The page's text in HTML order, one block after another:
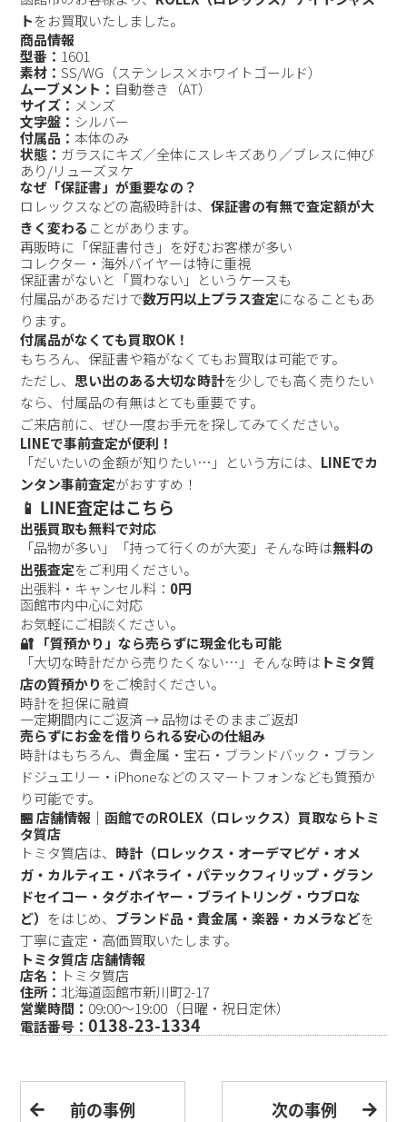
トをお買取いたしました。
商品情報
型番： 1601
素材：SS/WG（ステンレス×ホワイトゴールド）
ムーブメント： 自動巻き（AT）
サイズ： メンズ
文字盤： シルバー
付属品： 本体のみ
状態： ガラスにキズ／全体にスレキズあり／ブレスに伸び
あり/リューズヌケ
なぜ「保証書」が重要なの？
ロレックスなどの高級時計は、保証書の有無で査定額が大
きく変わる ことがあります。
再販時に「保証書付き」を好むお客様が多い
コレクター・海外バイヤーは特に重視
保証書がないと「買わない」というケースも
付属品があるだけで数万円以上プラス査定になることもあ
ります。
付属品がなくても買取OK！
もちろん、保証書や箱がなくてもお買取は可能です。
ただし、思い出のある大切な時計を少しでも高く売りたい
なら、付属品の有無はとても重要です。
ご来店前に、ぜひ一度お手元を探してみてください。
LINEで事前査定が便利！
「だいたいの金額が知りたい…」という方には、 LINEでカ
ンタン事前査定がおすすめ！
📱 LINE査定はこちら
出張買取も無料で対応
「品物が多い」「持って行くのが大変」そんな時は無料の
出張査定をご利用ください。
出張料・キャンセル料： 0円
函館市内中心に対応
お気軽にご相談ください。
🔐 「質預かり」なら売らずに現金化も可能
「大切な時計だから売りたくない…」そんな時は トミタ質
店の質預かり をご検討ください。
時計を担保に融資
一定期間内にご返済 → 品物はそのままご返却
売らずにお金を借りられる安心の仕組み
時計はもちろん、貴金属・宝石・ブランドバック・ブラン
ドジュエリー・iPhoneなどのスマートフォンなども質預か
り可能です。
🏪 店舗情報｜函館でのROLEX（ロレックス）買取ならトミ
タ質店
トミタ質店は、 時計（ロレックス・オーデマピゲ・オメ
ガ・カルティエ・パネライ・パテックフィリップ・グラン
ドセイコー・タグホイヤー・ブライトリング・ウブロな
ど） をはじめ、 ブランド品・貴金属・楽器・カメラなどを
丁寧に査定・高価買取いたします。
トミタ質店 店舗情報
店名： トミタ質店
住所：北海道函館市新川町2-17
営業時間： 09:00～19:00（日曜・祝日定休）
電話番号：0138-23-1334
前の事例 次の事例